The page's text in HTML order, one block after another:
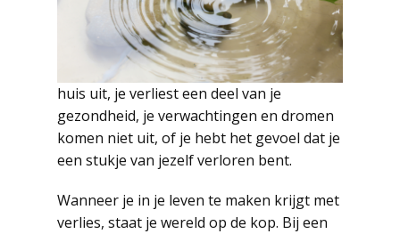
huis uit, je verliest een deel van je
gezondheid, je verwachtingen en dromen
komen niet uit, of je hebt het gevoel dat je
een stukje van jezelf verloren bent.
Wanneer je in je leven te maken krijgt met
verlies, staat je wereld op de kop. Bij een